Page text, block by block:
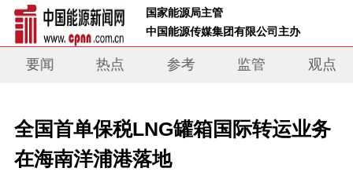
国家能源局主管
中国能源传媒集团有限公司主办
要闻 热点 参考 监管 观点
全国首单保税LNG罐箱国际转运业务
在海南洋浦港落地